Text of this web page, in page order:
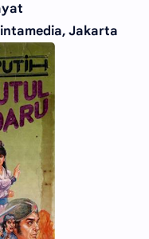
Jakarta